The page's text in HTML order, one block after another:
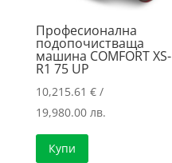
Професионална
подопочистваща
машина COMFORT XS-
R1 75 UP
10,215.61 €/
19,980.00 лв.
Купи